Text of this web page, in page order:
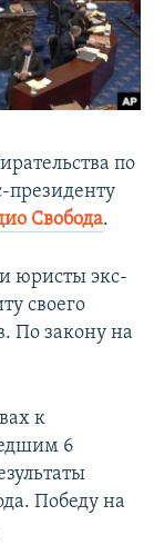
по
президенту
Свобода.
юристы экс-
своего
По закону на
к
6
Победу на